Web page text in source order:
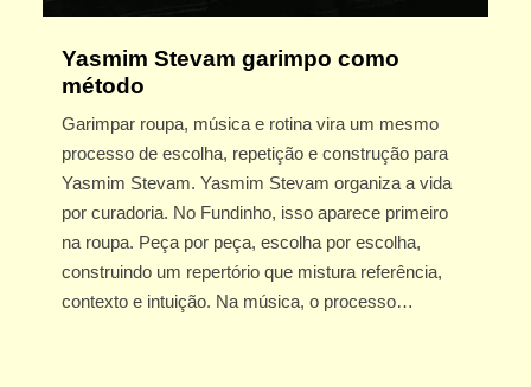
Yasmim Stevam garimpo como
método
Garimpar roupa, música e rotina vira um mesmo
processo de escolha, repetição e construção para
Yasmim Stevam. Yasmim Stevam organiza a vida
por curadoria. No Fundinho, isso aparece primeiro
na roupa. Peça por peça, escolha por escolha,
construindo um repertório que mistura referência,
contexto e intuição. Na música, o processo…